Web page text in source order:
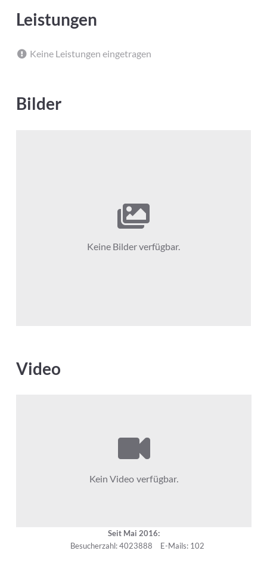
Leistungen
Keine Leistungen eingetragen
Bilder
Keine Bilder verfügbar.
Video
Seit Mai 2016:
Besucherzahl: 4023888
E-Mails: 102